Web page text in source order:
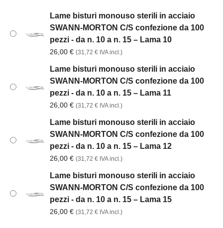
Lame bisturi monouso sterili in acciaio
SWANN-MORTON C/S confezione da 100
pezzi - da n. 10 a n. 15 – Lama 10
26,00 € (31,72 € IVA incl.)
Lame bisturi monouso sterili in acciaio
SWANN-MORTON C/S confezione da 100
pezzi - da n. 10 a n. 15 – Lama 11
26,00 € (31,72 € IVA incl.)
Lame bisturi monouso sterili in acciaio
SWANN-MORTON C/S confezione da 100
pezzi - da n. 10 a n. 15 – Lama 12
26,00 € (31,72 € IVA incl.)
Lame bisturi monouso sterili in acciaio
SWANN-MORTON C/S confezione da 100
pezzi - da n. 10 a n. 15 – Lama 15
26,00 € (31,72 € IVA incl.)